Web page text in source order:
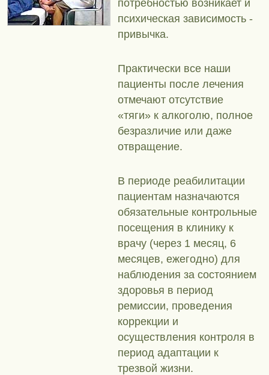
потребностью возникает и
психическая зависимость -
привычка.
Практически все наши
пациенты после лечения
отмечают отсутствие
«тяги» к алкоголю, полное
безразличие или даже
отвращение.
В периоде реабилитации
пациентам назначаются
обязательные контрольные
посещения в клинику к
врачу (через 1 месяц, 6
месяцев, ежегодно) для
наблюдения за состоянием
здоровья в период
ремиссии, проведения
коррекции и
осуществления контроля в
период адаптации к
трезвой жизни.